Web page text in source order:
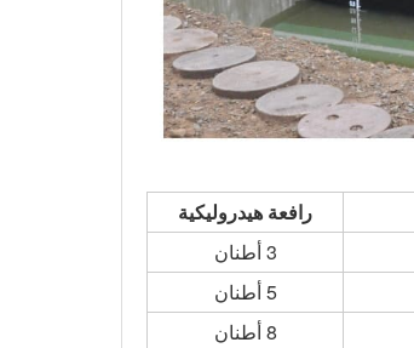
رافعة هيدروليكية
3 أطنان
5 أطنان
8 أطنان